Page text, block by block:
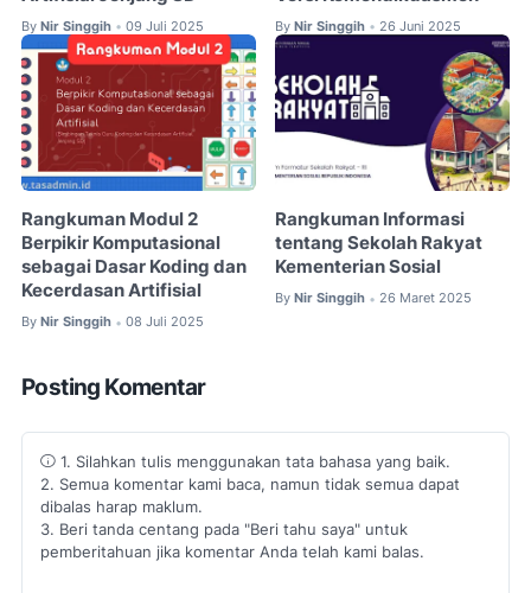
By Nir Singgih • 09 Juli 2025 By Nir Singgih • 26 Juni 2025
Rangkuman Modul 2
Berpikir Komputasional
sebagai Dasar Koding dan
Kecerdasan Artifisial
By Nir Singgih • 08 Juli 2025
Rangkuman Informasi
tentang Sekolah Rakyat
Kementerian Sosial
By Nir Singgih • 26 Maret 2025
Posting Komentar
1. Silahkan tulis menggunakan tata bahasa yang baik.
2. Semua komentar kami baca, namun tidak semua dapat
dibalas harap maklum.
3. Beri tanda centang pada "Beri tahu saya" untuk
pemberitahuan jika komentar Anda telah kami balas.